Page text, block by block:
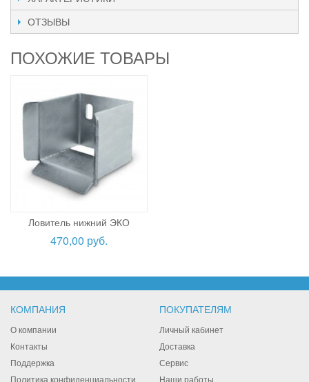
ОТЗЫВЫ
ПОХОЖИЕ ТОВАРЫ
Ловитель нижний ЭКО
470,00 руб.
КОМПАНИЯ
О компании
Контакты
Поддержка
Политика конфиденциальности
ПОКУПАТЕЛЯМ
Личный кабинет
Доставка
Сервис
Наши работы